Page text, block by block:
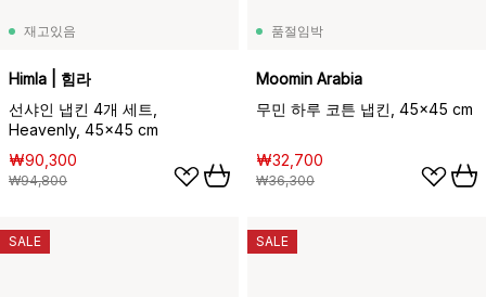
재고있음
Himla | 힘라
선샤인 냅킨 4개 세트,
Heavenly, 45x45 cm
₩90,300
₩94,800
품절임박
Moomin Arabia
무민 하루 코튼 냅킨, 45x45 cm
₩32,700
₩36,300
SALE SALE